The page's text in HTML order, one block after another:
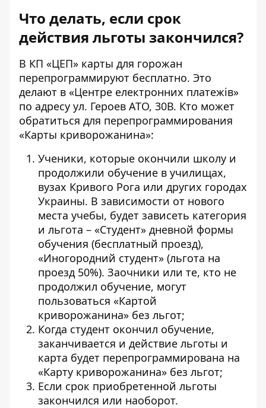
Что делать, если срок
действия льготы закончился?
В КП «ЦЕП» карты для горожан
перепрограммируют бесплатно. Это
делают в «Центре електронних платежів»
по адресу ул. Героев АТО, 30В. Кто может
обратиться для перепрограммирования
«Карты криворожанина»:
Ученики, которые окончили школу и
продолжили обучение в училищах,
вузах Кривого Рога или других городах
Украины. В зависимости от нового
места учебы, будет зависеть категория
и льгота – «Студент» дневной формы
обучения (бесплатный проезд),
«Иногородний студент» (льгота на
проезд 50%). Заочники или те, кто не
продолжил обучение, могут
пользоваться «Картой
криворожанина» без льгот;
Когда студент окончил обучение,
заканчивается и действие льготы и
карта будет перепрограммирована на
«Карту криворожанина» без льгот;
Если срок приобретенной льготы
закончился или наоборот.